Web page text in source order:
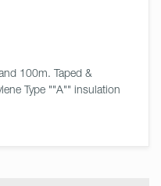
100m. Taped &
Type ""A"" insulation